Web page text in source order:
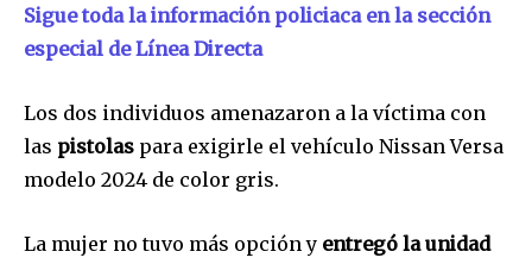
Sigue toda la información policiaca en la sección
especial de Línea Directa
Los dos individuos amenazaron a la víctima con
las pistolas para exigirle el vehículo Nissan Versa
modelo 2024 de color gris.
La mujer no tuvo más opción y entregó la unidad